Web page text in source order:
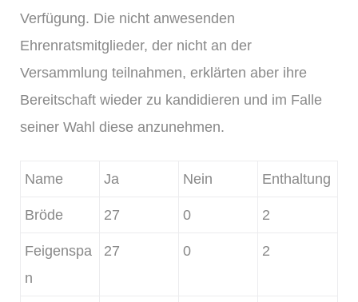
Verfügung. Die nicht anwesenden
Ehrenratsmitglieder, der nicht an der
Versammlung teilnahmen, erklärten aber ihre
Bereitschaft wieder zu kandidieren und im Falle
seiner Wahl diese anzunehmen.
Name Ja Nein Enthaltung
Bröde 27 0 2
Feigenspa
n
27 0 2